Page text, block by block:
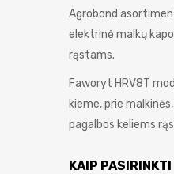
Agrobond
elektrinė malkų
rąstams.
Faworyt HRV8T
kieme, prie
pagalbos keliems
KAIP